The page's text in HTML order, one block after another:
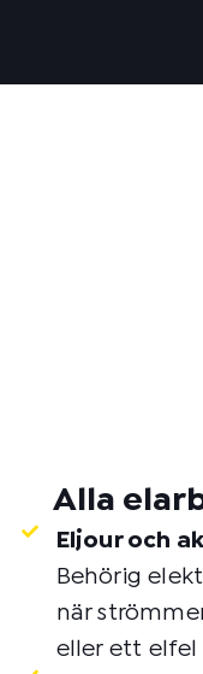
Alla
Eljour och
Behörig
när
eller ett elfel